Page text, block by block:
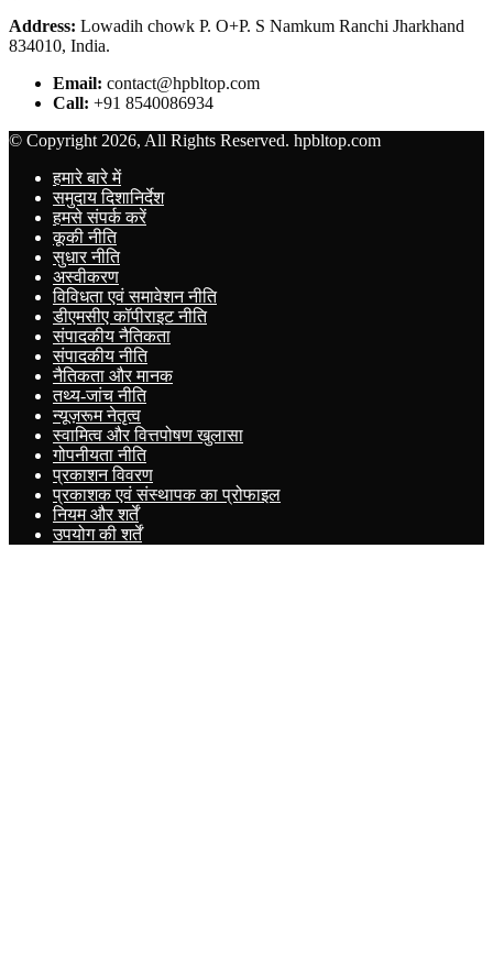
Address: Lowadih chowk P. O+P. S Namkum Ranchi Jharkhand
834010, India.
Email: contact@hpbltop.com
Call: +91 8540086934
© Copyright 2026, All Rights Reserved. hpbltop.com
हमारे बारे में
समुदाय दिशानिर्देश
हमसे संपर्क करें
कूकी नीति
सुधार नीति
अस्वीकरण
विविधता एवं समावेशन नीति
डीएमसीए कॉपीराइट नीति
संपादकीय नैतिकता
संपादकीय नीति
नैतिकता और मानक
तथ्य-जांच नीति
न्यूज़रूम नेतृत्व
स्वामित्व और वित्तपोषण खुलासा
गोपनीयता नीति
प्रकाशन विवरण
प्रकाशक एवं संस्थापक का प्रोफाइल
नियम और शर्तें
उपयोग की शर्तें